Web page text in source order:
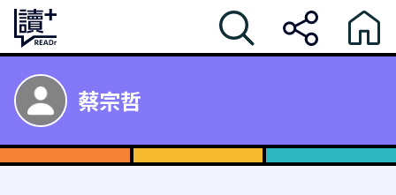
蔡宗哲